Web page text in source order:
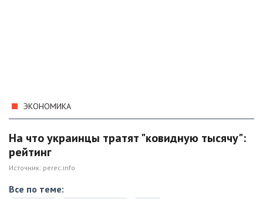
ЭКОНОМИКА
На что украинцы тратят "ковидную тысячу":
рейтинг
Источник: perec.info
Все по теме: